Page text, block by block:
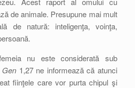
de animale. Presupune mai mult
de natură: inteligenţa, voinţa,
nu este considerată sub
Gen 1,27 ne informează că atunci
fiinţele care vor purta chipul şi